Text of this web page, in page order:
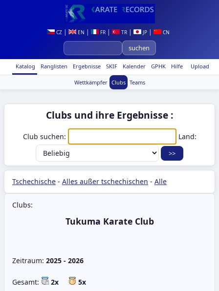
CZ| EN | FR| TR| JP| CN
Upload
Katalog Ranglisten Ergebnisse SKIF Kalender GPHK Hilfe
Wettkämpfer Clubs Teams
Clubs und ihre Ergebnisse :
Club suchen: Land:
Tschechische - Alles außer tschechischen - Alle
Clubs:
Tukuma Karate Club
Zeitraum: 2025 - 2026
Gesamt: 2x
5x